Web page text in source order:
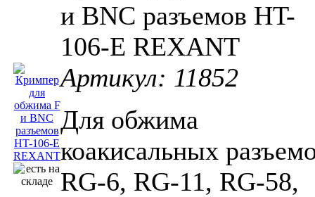
и BNC разъемов HT-
106-E REXANT
Артикул: 11852
Для обжима
коакисальных
RG-6, RG-11, RG-58,